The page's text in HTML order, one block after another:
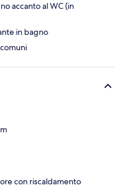
accanto al WC (in
in bagno
con riscaldamento